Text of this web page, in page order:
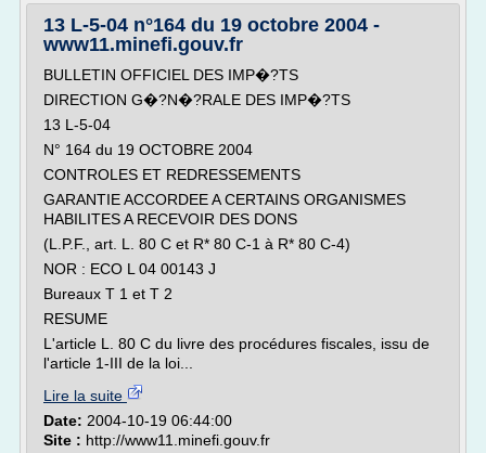
13 L-5-04 n°164 du 19 octobre 2004 -
www11.minefi.gouv.fr
BULLETIN OFFICIEL DES IMP�?TS
DIRECTION G�?N�?RALE DES IMP�?TS
13 L-5-04
N° 164 du 19 OCTOBRE 2004
CONTROLES ET REDRESSEMENTS
GARANTIE ACCORDEE A CERTAINS ORGANISMES
HABILITES A RECEVOIR DES DONS
(L.P.F., art. L. 80 C et R* 80 C-1 à R* 80 C-4)
NOR : ECO L 04 00143 J
Bureaux T 1 et T 2
RESUME
L'article L. 80 C du livre des procédures fiscales, issu de
l'article 1-III de la loi...
Lire la suite
Date: 2004-10-19 06:44:00
Site : http://www11.minefi.gouv.fr